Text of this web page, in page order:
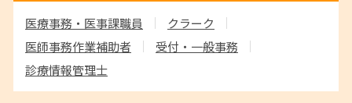
医療事務・医事課職員
クラーク
医師事務作業補助者
受付・一般事務
診療情報管理士